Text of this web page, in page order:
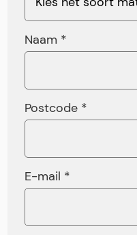
Naam *
Postcode *
E-mail *